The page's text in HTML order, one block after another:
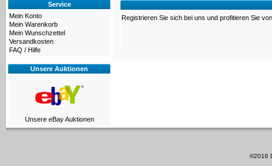
Service
Mein Konto
Mein Warenkorb
Mein Wunschzettel
Versandkosten
FAQ / Hilfe
Unsere Auktionen
Unsere eBay Auktionen
Registrieren Sie sich bei uns und profitieren Sie
©2016